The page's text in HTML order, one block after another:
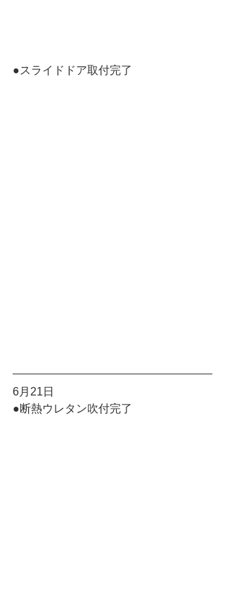
●スライドドア取付完了
6月21日
●断熱ウレタン吹付完了